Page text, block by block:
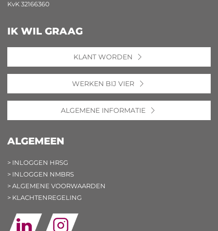
KvK 32166360
IK WIL GRAAG
KLANT WORDEN
WERKEN BIJ VIER
ALGEMENE INFORMATIE
ALGEMEEN
> INLOGGEN HRSG
> INLOGGEN NMBRS
> ALGEMENE VOORWAARDEN
> KLACHTENREGELING